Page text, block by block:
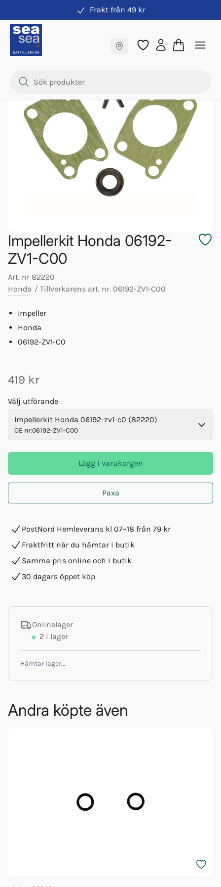
Frakt från 49 kr
Samma pris online & i butik
Impeller & vattenpump
Impellerkit Honda 06192-
ZV1-C00
Art. nr 82220
Honda / Tillverkarens art. nr. 06192-ZV1-C00
Impeller
Honda
06192-ZV1-C0
419 kr
Välj utförande
Impellerkit Honda 06192-zv1-c0 (82220)
OE nr:06192-ZV1-C00
Lägg i varukorgen
Paxa
PostNord Hemleverans kl 07–18 från 79 kr
Fraktfritt när du hämtar i butik
Samma pris online och i butik
30 dagars öppet köp
Onlinelager
2 i lager
Hämtar lager…
Andra köpte även